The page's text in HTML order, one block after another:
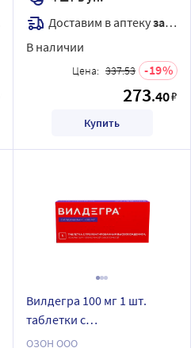
Доставим в аптекузавтра
В наличии
Цена: 337.53 19
273.40₽
Купить
Вилдегра 100 мг 1 шт.
таблетки с
пролонгированным
ОЗОН ООО